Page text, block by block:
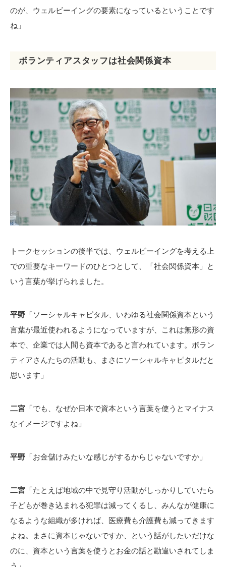
のが、ウェルビーイングの要素になっているということです
ね」
ボランティアスタッフは社会関係資本
トークセッションの後半では、ウェルビーイングを考える上
での重要なキーワードのひとつとして、「社会関係資本」と
いう言葉が挙げられました。
平野 「ソーシャルキャピタル、いわゆる社会関係資本という
言葉が最近使われるようになっていますが、これは無形の資
本で、企業では人間も資本であると言われています。ボラン
ティアさんたちの活動も、まさにソーシャルキャピタルだと
思います」
二宮 「でも、なぜか日本で資本という言葉を使うとマイナス
なイメージですよね」
平野 「お金儲けみたいな感じがするからじゃないですか」
二宮 「たとえば地域の中で見守り活動がしっかりしていたら
子どもが巻き込まれる犯罪は減ってくるし、みんなが健康に
なるような組織が多ければ、医療費も介護費も減ってきます
よね。まさに資本じゃないですか、という話がしたいだけな
のに、資本という言葉を使うとお金の話と勘違いされてしま